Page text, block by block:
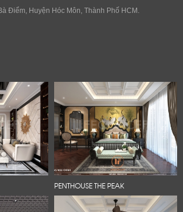
Điểm, Huyện Hóc Môn, Thành Phố HCM.
PENTHOUSE THE PEAK